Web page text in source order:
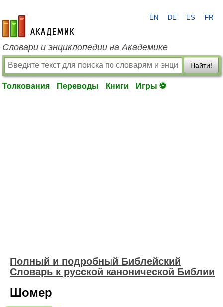
academic.ru
EN DE ES FR
Словари и энциклопедии на Академике
Найти!
Толкования Переводы Книги Игры ⚽
Полный и подробный Библейский
Словарь к русской канонической Библии
Шомер